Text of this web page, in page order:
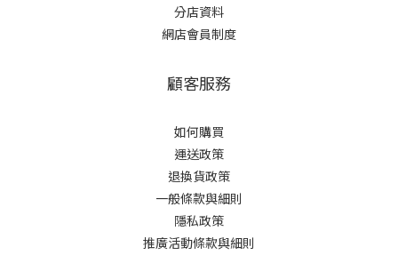
分店資料
網店會員制度
顧客服務
如何購買
運送政策
退換貨政策
一般條款與細則
隱私政策
推廣活動條款與細則